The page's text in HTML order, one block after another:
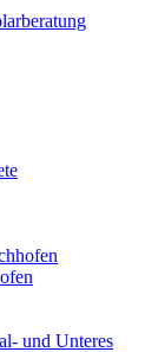
und Unteres